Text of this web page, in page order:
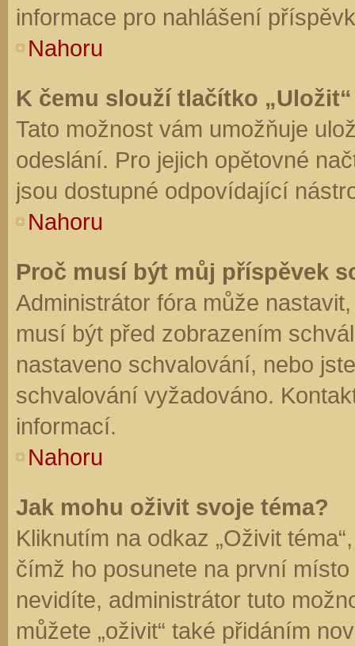
informace pro nahlášení
Nahoru
K čemu slouží tlačítko
Tato možnost vám umožňuje
odeslání. Pro jejich opětovné
jsou dostupné odpovídající
Nahoru
Proč musí být můj příspěvek
Administrátor fóra může
musí být před zobrazením
nastaveno schvalování, nebo
schvalování vyžadováno.
informací.
Nahoru
Jak mohu oživit svoje téma?
Kliknutím na odkaz „Oživit
čímž ho posunete na první
nevidíte, administrátor tuto
můžete „oživit“ také přidáním